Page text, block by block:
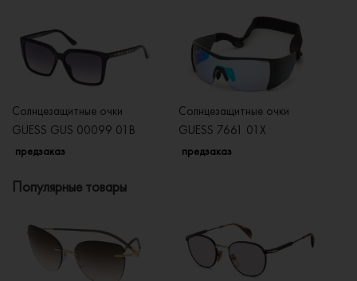
Солнцезащитные очки
GUESS GUS 00099 01B
предзаказ
Солнцезащитные очки
GUESS 7661 01X
предзаказ
Популярные товары